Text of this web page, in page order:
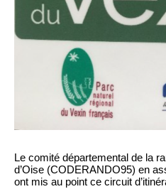
Le comité départemental de la
d’Oise (CODERANDO95) en
ont mis au point ce circuit